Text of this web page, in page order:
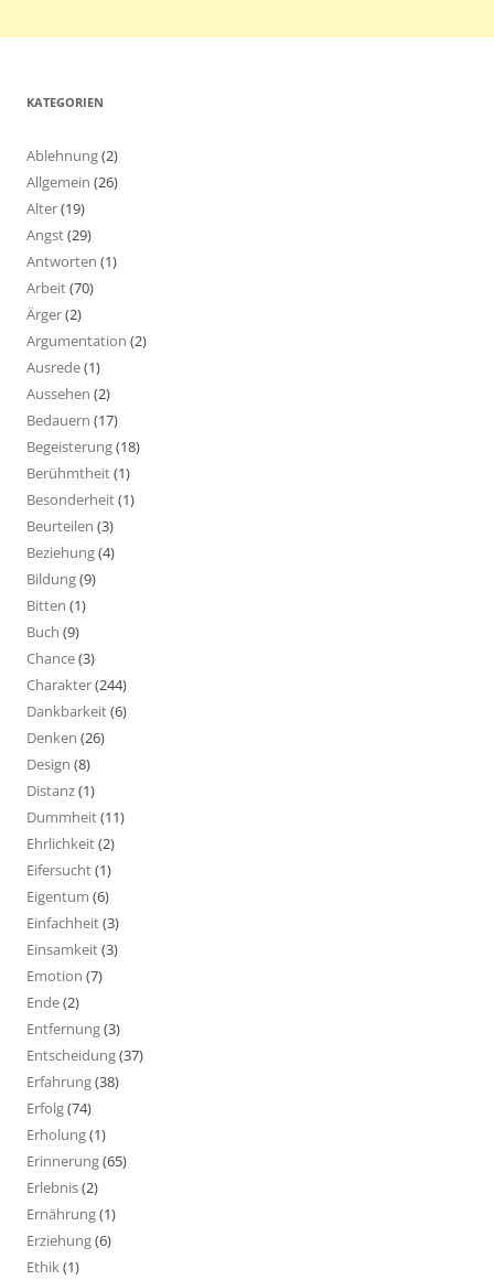
KATEGORIEN
Ablehnung(2)
Allgemein (26)
Alter(19)
Angst(29)
Antworten (1)
Arbeit(70)
Ärger(2)
Argumentation (2)
Ausrede(1)
Aussehen (2)
Bedauern (17)
Begeisterung(18)
Berühmtheit(1)
Besonderheit(1)
Beurteilen (3)
Beziehung(4)
Bildung(9)
Bitten (1)
Buch (9)
Chance(3)
Charakter(244)
Dankbarkeit(6)
Denken (26)
Design (8)
Distanz(1)
Dummheit(11)
Ehrlichkeit(2)
Eifersucht(1)
Eigentum (6)
Einfachheit(3)
Einsamkeit(3)
Emotion (7)
Ende(2)
Entfernung(3)
Entscheidung(37)
Erfahrung(38)
Erfolg(74)
Erholung(1)
Erinnerung(65)
Erlebnis(2)
Ernährung(1)
Erziehung(6)
Ethik(1)